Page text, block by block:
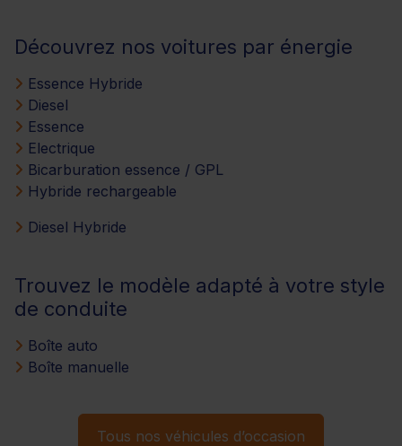
Découvrez nos voitures par énergie
Essence Hybride
Diesel
Essence
Electrique
Bicarburation essence / GPL
Hybride rechargeable
Diesel Hybride
Trouvez le modèle adapté à votre style
de conduite
Boîte auto
Boîte manuelle
Tous nos véhicules d’occasion